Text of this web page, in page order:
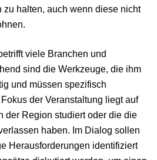
zu halten, auch wenn diese nicht
viele Branchen und
sind die Werkzeuge, die ihm
und müssen spezifisch
der Veranstaltung liegt auf
der Region studiert oder die die
haben. Im Dialog sollen
Herausforderungen identifiziert